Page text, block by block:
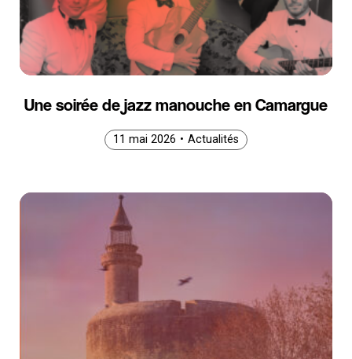
Une soirée de jazz manouche en Camargue
11 mai 2026 • Actualités
11 mai 2026